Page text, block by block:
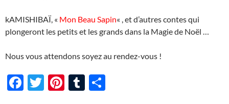
kAMISHIBAÏ, « Mon Beau Sapin« , et d’autres contes qui
plongeront les petits et les grands dans la Magie de Noël …
Nous vous attendons soyez au rendez-vous !
F
T
Pi T